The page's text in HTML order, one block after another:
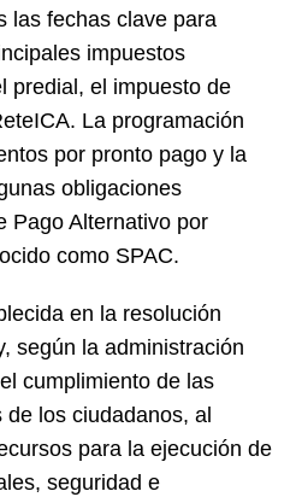
las fechas clave para
impuestos
predial, el impuesto de
La programación
por pronto pago y la
obligaciones
Pago Alternativo por
como SPAC.
en la resolución
según la administración
cumplimiento de las
los ciudadanos, al
para la ejecución de
seguridad e